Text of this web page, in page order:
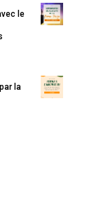
le
la
La Boussole
Renaissance